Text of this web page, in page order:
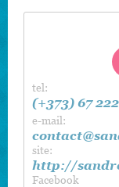
gusturile
pantaloni,
tel:
(+373) 67
e-mail:
site:
http://
Facebook